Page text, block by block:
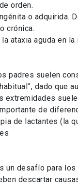
orden.
o adquirida.
crónica.
ataxia aguda en
padres suelen
dado que
extremidades
de
de lactantes (la
un desafío para
descartar